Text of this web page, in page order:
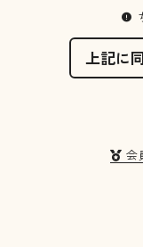
上記に
会